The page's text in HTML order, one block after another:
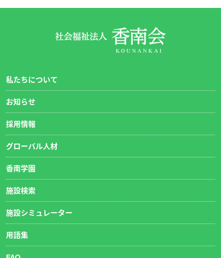
私たちについて
お知らせ
採用情報
グローバル人材
香南学園
施設検索
施設シミュレーター
用語集